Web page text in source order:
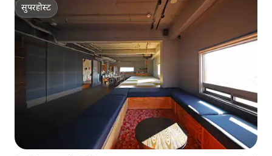
सुपरहोस्ट
सुपरहोस्ट